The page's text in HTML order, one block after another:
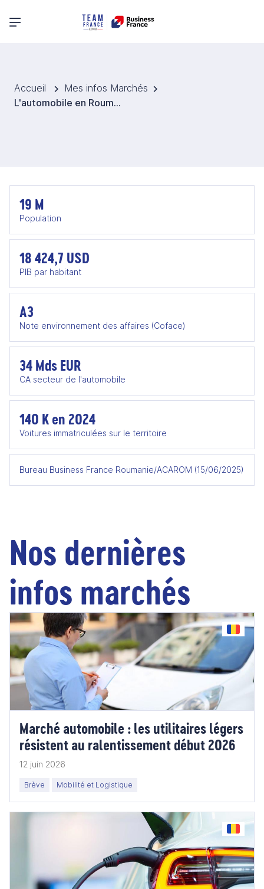
Menu principal
Accueil
Mes infos Marchés
L'automobile en Roumanie
19 M
Population
18 424,7 USD
PIB par habitant
A3
Note environnement des affaires (Coface)
34 Mds EUR
CA secteur de l'automobile
140 K en 2024
Voitures immatriculées sur le territoire
Bureau Business France Roumanie/ACAROM (15/06/2025)
Nos dernières
infos marchés
Marché automobile : les utilitaires légers
résistent au ralentissement début 2026
12 juin 2026
Brève Mobilité et Logistique